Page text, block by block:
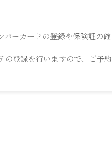
バーカードの登録や保険証の確
の登録を行いますので、ご予約